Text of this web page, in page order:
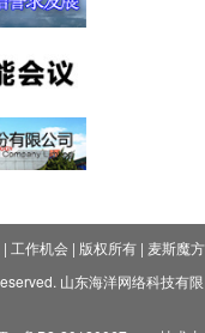
| 工作机会| 版权所有| 麦斯魔方
山东海洋网络科技有限